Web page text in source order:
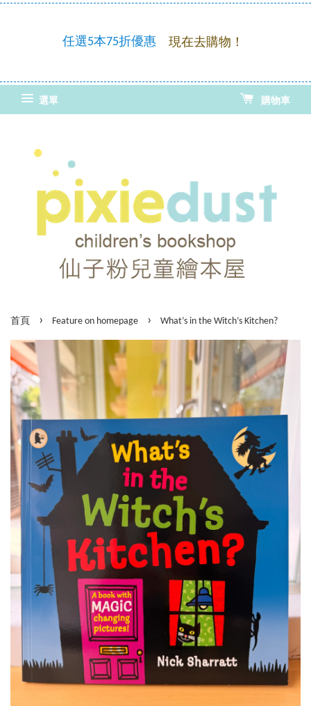
任選5本75折優惠 現在去購物！
選單 購物車
首頁 › Feature on homepage › What’s in the Witch’s Kitchen?